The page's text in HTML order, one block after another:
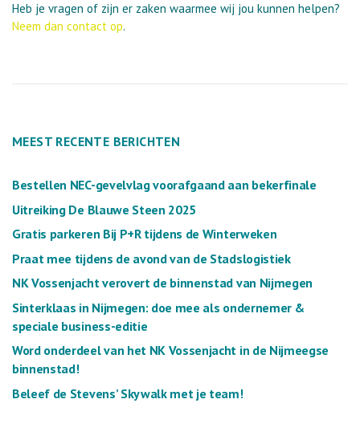
Heb je vragen of zijn er zaken waarmee wij jou kunnen helpen?
Neem dan contact op.
MEEST RECENTE BERICHTEN
Bestellen NEC-gevelvlag voorafgaand aan bekerfinale
Uitreiking De Blauwe Steen 2025
Gratis parkeren Bij P+R tijdens de Winterweken
Praat mee tijdens de avond van de Stadslogistiek
NK Vossenjacht verovert de binnenstad van Nijmegen
Sinterklaas in Nijmegen: doe mee als ondernemer &
speciale business-editie
Word onderdeel van het NK Vossenjacht in de Nijmeegse
binnenstad!
Beleef de Stevens’ Skywalk met je team!